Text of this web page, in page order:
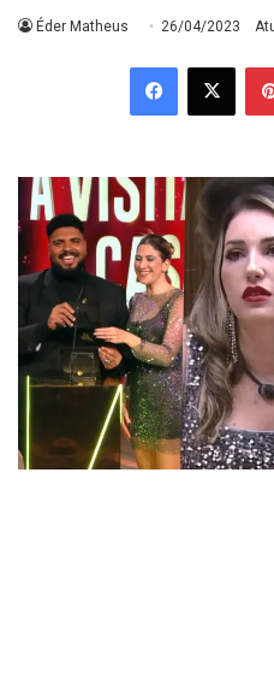
Éder Matheus 26/04/2023
Facebook
X